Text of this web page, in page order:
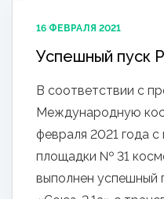
16 ФЕВРАЛЯ 2021
Успешный пуск
В соответствии с
Международную
февраля 2021 года
площадки № 31
выполнен успешный